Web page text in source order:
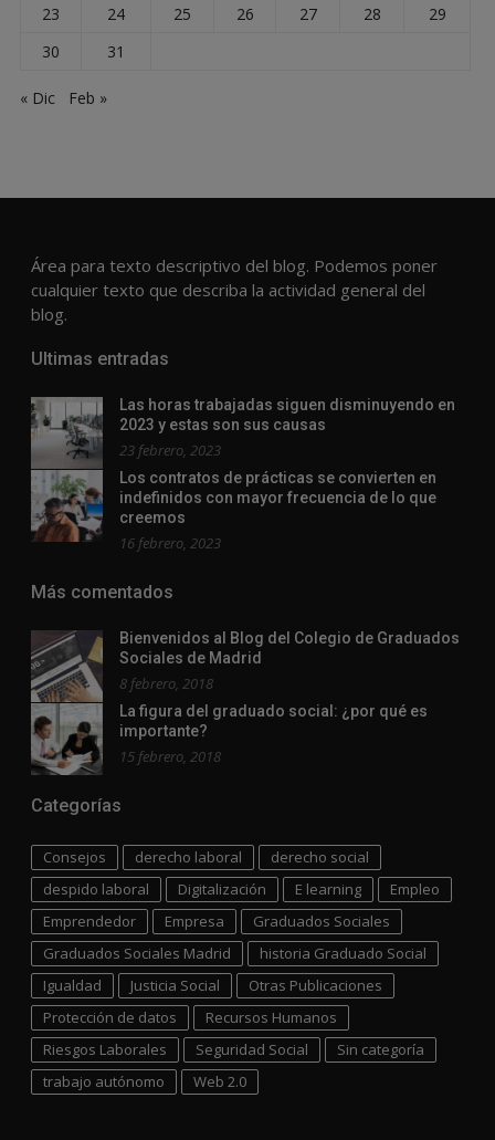
23
24 25 26 27 28
29
30
31
« Dic Feb »
Área para texto descriptivo del blog. Podemos poner
cualquier texto que describa la actividad general del
blog.
Ultimas entradas
Las horas trabajadas siguen disminuyendo en
2023 y estas son sus causas
23 febrero, 2023
Los contratos de prácticas se convierten en
indefinidos con mayor frecuencia de lo que
creemos
16 febrero, 2023
Más comentados
Bienvenidos al Blog del Colegio de Graduados
Sociales de Madrid
8 febrero, 2018
La figura del graduado social: ¿por qué es
importante?
15 febrero, 2018
Categorías
Consejos derecho laboral
derecho social
despido laboral
Digitalización E learning
Empleo
Emprendedor
Empresa
Graduados Sociales
Graduados Sociales Madrid
historia Graduado Social
Igualdad
Justicia Social
Otras Publicaciones
Protección de datos
Recursos Humanos
Riesgos Laborales
Seguridad Social
Sin categoría
trabajo autónomo
Web 2.0